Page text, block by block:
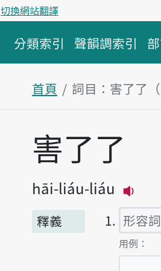
切換網站翻譯
分類索引 聲韻調索引
首頁 詞目：害了了（
主內容區塊
害了了
hāi-liáu-liáu
釋義
形容詞
第1項釋義
用例：